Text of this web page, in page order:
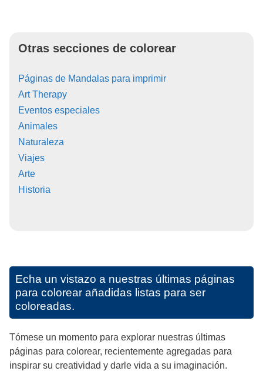
Otras secciones de colorear
Páginas de Mandalas para imprimir
Art Therapy
Eventos especiales
Animales
Naturaleza
Viajes
Arte
Historia
Echa un vistazo a nuestras últimas páginas
para colorear añadidas listas para ser
coloreadas.
Tómese un momento para explorar nuestras últimas
páginas para colorear, recientemente agregadas para
inspirar su creatividad y darle vida a su imaginación.